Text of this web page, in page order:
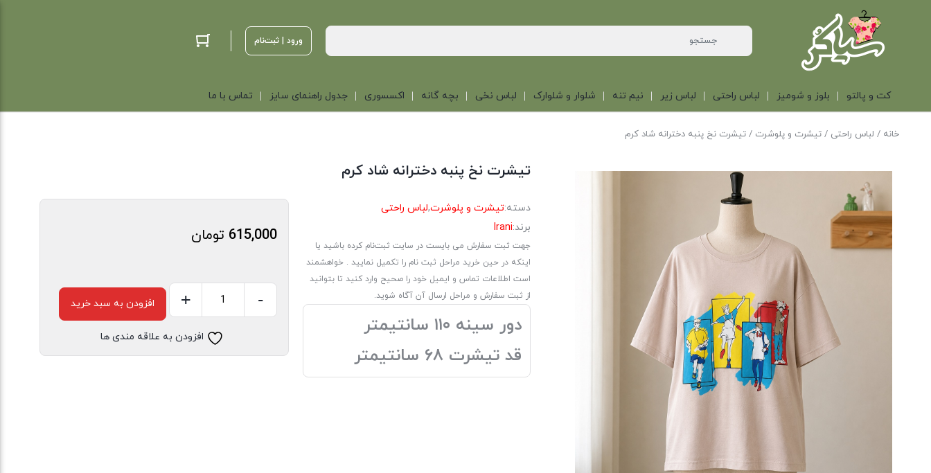
ورود | ثبت‌نام
کت و پالتو بلوز و شومیز لباس راحتی لباس زیر نیم تنه شلوار و شلوارک لباس نخی بچه گانه اکسسوری جدول راهنمای سایز تماس با ما
خانه / لباس راحتی /تیشرت و پلوشرت / تیشرت نخ پنبه دخترانه شاد کرم
تیشرت نخ پنبه دخترانه شاد کرم
دسته:تیشرت و پلوشرت,لباس راحتی
برند:Irani
جهت ثبت سفارش می بایست در سایت ثبت‌نام کرده باشید یا
اینکه در حین خرید مراحل ثبت نام را تکمیل نمایید . خواهشمند
است اطلاعات تماس و ایمیل خود را صحیح وارد کنید تا بتوانید
از ثبت سفارش و مراحل ارسال آن آگاه شوید.
دور سینه ۱۱۰ سانتیمتر
قد تیشرت ۶۸ سانتیمتر
615,000 تومان
-
+ افزودن به سبد خرید
افزودن به علاقه مندی ها